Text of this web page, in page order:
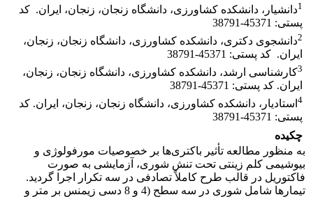
1دانشیار، دانشکده کشاورزی، دانشگاه زنجان، زنجان، ایران. ‏ کد
پستی: 45371-38791‏
2دانشجوی دکتری، دانشکده کشاورزی، دانشگاه زنجان، زنجان،
ایران. ‏ کد پستی: 45371-38791‏
3کارشناسی ارشد، دانشکده کشاورزی، دانشگاه زنجان، زنجان،
ایران. ‏کد پستی: 45371-38791‏
4 استادیار، دانشکده کشاورزی، دانشگاه زنجان، زنجان، ایران. ‏کد
پستی: 45371-38791‏
چکیده
به منظور مطالعه تأثیر باکتری‌ها بر خصوصیات مورفولوژی و
بیوشیمی کلم زینتی تحت تنش شوری، آزمایشی به صورت
فاکتوریل در قالب طرح کاملاً تصادفی در سه تکرار اجرا گردید.
تیمارها شامل شوری در سه سطح (4 و 8 دسی زیمنس بر متر و